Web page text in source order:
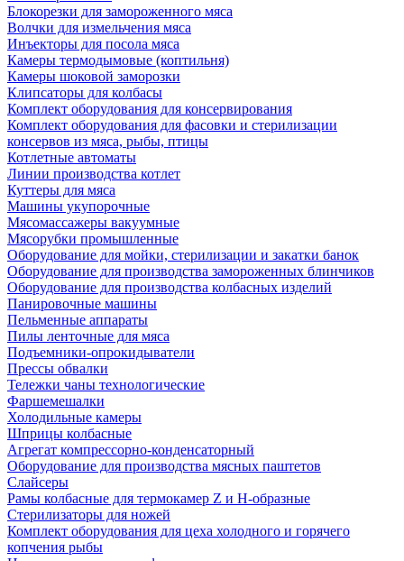
Блокорезки для замороженного мяса
Волчки для измельчения мяса
Инъекторы для посола мяса
Камеры термодымовые (коптильня)
Камеры шоковой заморозки
Клипсаторы для колбасы
Комплект оборудования для консервирования
Комплект оборудования для фасовки и стерилизации
консервов из мяса, рыбы, птицы
Котлетные автоматы
Линии производства котлет
Куттеры для мяса
Машины укупорочные
Мясомассажеры вакуумные
Мясорубки промышленные
Оборудование для мойки, стерилизации и закатки банок
Оборудование для производства замороженных блинчиков
Оборудование для производства колбасных изделий
Панировочные машины
Пельменные аппараты
Пилы ленточные для мяса
Подъемники-опрокидыватели
Прессы обвалки
Тележки чаны технологические
Фаршемешалки
Холодильные камеры
Шприцы колбасные
Агрегат компрессорно-конденсаторный
Оборудование для производства мясных паштетов
Слайсеры
Рамы колбасные для термокамер Z и H-образные
Стерилизаторы для ножей
Комплект оборудования для цеха холодного и горячего
копчения рыбы